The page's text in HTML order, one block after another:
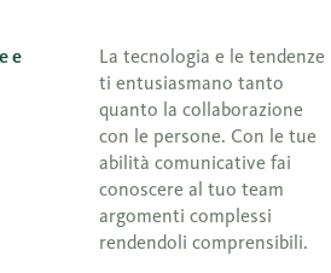
e
La tecnologia e le tendenze
ti entusiasmano tanto
quanto la collaborazione
con le persone. Con le tue
abilità comunicative fai
conoscere al tuo team
argomenti complessi
rendendoli comprensibili.